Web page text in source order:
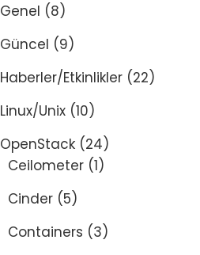
Genel (8)
Güncel (9)
Haberler/Etkinlikler (22)
Linux/Unix (10)
OpenStack (24)
Ceilometer (1)
Cinder (5)
Containers (3)